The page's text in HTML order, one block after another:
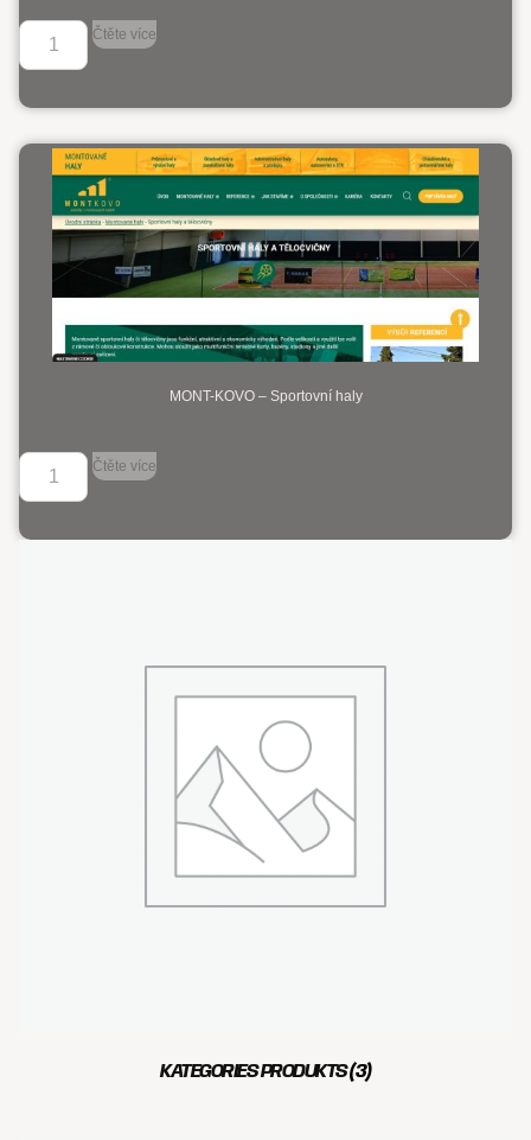
Čtěte více
MONT-KOVO – Sportovní haly
Čtěte více
KATEGORIES PRODUKTS(3)